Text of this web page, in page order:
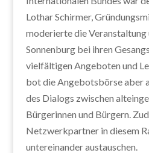
Lothar Schirmer,
moderierte die
Sonnenburg bei ihren
vielfältigen Angeboten und
bot die Angebotsbörse aber
des Dialogs zwischen
Bürgerinnen und Bürgern.
Netzwerkpartner in diesem
untereinander austauschen.